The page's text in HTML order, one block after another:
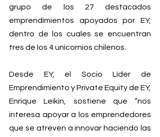
grupo de los 27 destacados
emprendimientos apoyados por EY,
dentro de los cuales se encuentran
tres de los 4 unicornios chilenos.
Desde EY, el Socio Líder de
Emprendimiento y Private Equity de EY,
Enrique Leikin, sostiene que “nos
interesa apoyar a los emprendedores
que se atreven a innovar haciendo las